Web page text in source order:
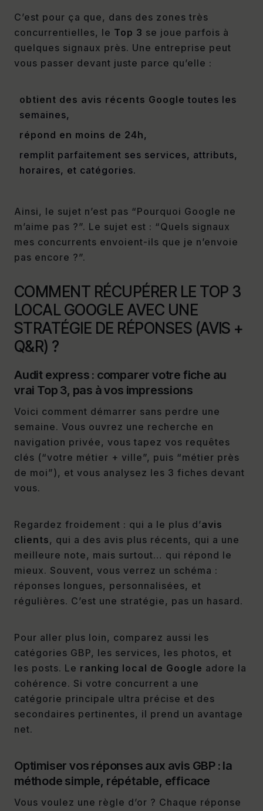
C’est pour ça que, dans des zones très
concurrentielles, le Top 3 se joue parfois à
quelques signaux près. Une entreprise peut
vous passer devant juste parce qu’elle :
obtient des avis récents Google toutes les
semaines,
répond en moins de 24h,
remplit parfaitement ses services, attributs,
horaires, et catégories.
Ainsi, le sujet n’est pas “Pourquoi Google ne
m’aime pas ?”. Le sujet est : “Quels signaux
mes concurrents envoient-ils que je n’envoie
pas encore ?”.
COMMENT RÉCUPÉRER LE TOP 3
LOCAL GOOGLE AVEC UNE
STRATÉGIE DE RÉPONSES (AVIS +
Q&R) ?
Audit express : comparer votre fiche au
vrai Top 3, pas à vos impressions
Voici comment démarrer sans perdre une
semaine. Vous ouvrez une recherche en
navigation privée, vous tapez vos requêtes
clés (“votre métier + ville”, puis “métier près
de moi”), et vous analysez les 3 fiches devant
vous.
Regardez froidement : qui a le plus d’avis
clients, qui a des avis plus récents, qui a une
meilleure note, mais surtout… qui répond le
mieux. Souvent, vous verrez un schéma :
réponses longues, personnalisées, et
régulières. C’est une stratégie, pas un hasard.
Pour aller plus loin, comparez aussi les
catégories GBP, les services, les photos, et
les posts. Le ranking local de Google adore la
cohérence. Si votre concurrent a une
catégorie principale ultra précise et des
secondaires pertinentes, il prend un avantage
net.
Optimiser vos réponses aux avis GBP : la
méthode simple, répétable, efficace
Vous voulez une règle d’or ? Chaque réponse